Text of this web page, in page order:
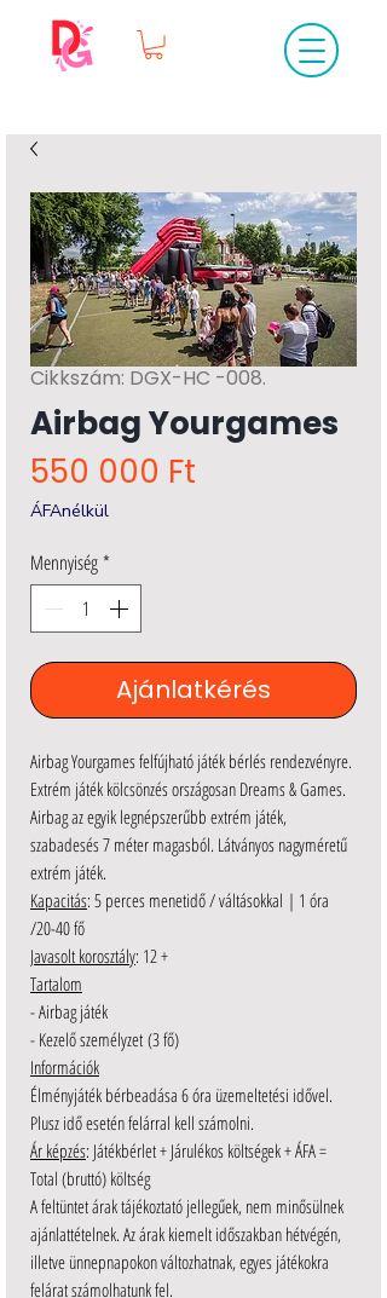
Cikkszám: DGX-HC -008.
Airbag Yourgames
550 000 Ft
ÁFAnélkül
Mennyiség*
Ajánlatkérés
Airbag Yourgames felfújható játék bérlés rendezvényre.
Extrém játék kölcsönzés országosan Dreams & Games.
Airbag az egyik legnépszerűbb extrém játék,
szabadesés 7 méter magasból. Látványos nagyméretű
extrém játék.
Kapacitás: 5 perces menetidő / váltásokkal | 1 óra
/20-40 fő
Javasolt korosztály: 12 +
Tartalom
- Airbag játék
- Kezelő személyzet (3 fő)
Információk
Élményjáték bérbeadása 6 óra üzemeltetési idővel.
Plusz idő esetén felárral kell számolni.
Ár képzés: Játékbérlet + Járulékos költségek + ÁFA =
Total (bruttó) költség
A feltüntet árak tájékoztató jellegűek, nem minősülnek
ajánlattételnek. Az árak kiemelt időszakban hétvégén,
illetve ünnepnapokon változhatnak, egyes játékokra
felárat számolhatunk fel.